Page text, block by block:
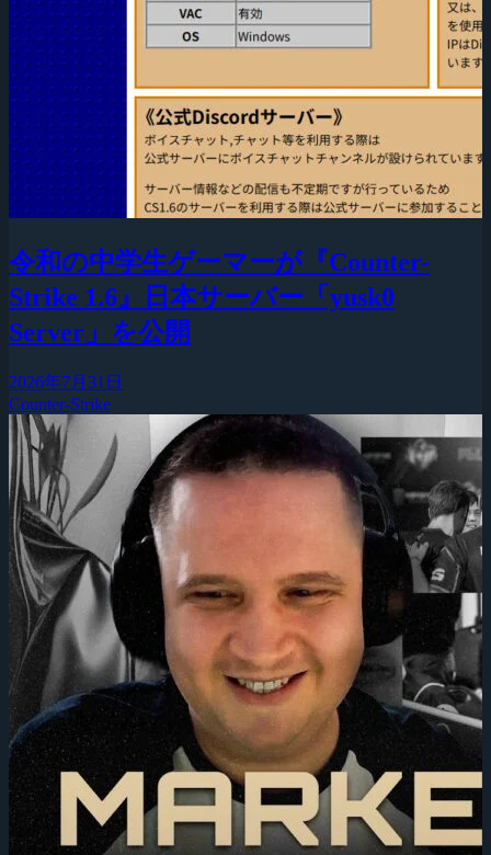
令和の中学生ゲーマーが『Counter-
Strike 1.6』日本サーバー「yusk0
Server」を公開
2026年7月31日
Counter-Strike